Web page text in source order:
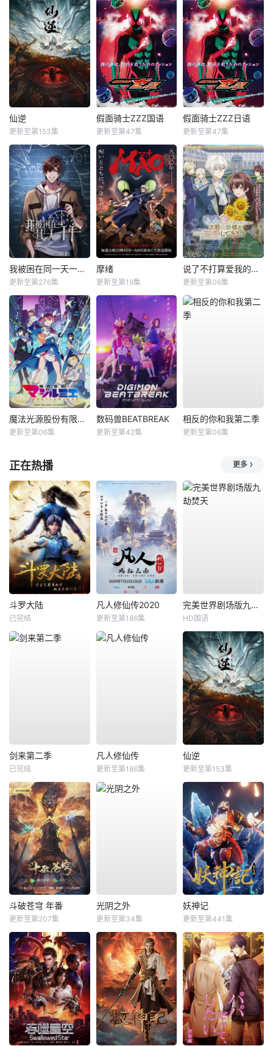
仙逆
更新至第153集
假面骑士ZZZ国语
更新至第47集
假面骑士ZZZ日语
更新至第47集
我被困在同一天一千年动态漫
更新至第276集
摩绪
更新至第19集
说了不打算爱我的公爵继承人，不知为何对我宠爱有加
更新至第06集
魔法光源股份有限公司第二季
更新至第06集
数码兽BEATBREAK
更新至第42集
相反的你和我第二季
更新至第06集
正在热播 更多
斗罗大陆
已完结
凡人修仙传2020
更新至第186集
完美世界剧场版九劫焚天
HD国语
剑来第二季
已完结
凡人修仙传
更新至第186集
仙逆
更新至第153集
斗破苍穹 年番
更新至第207集
光阴之外
更新至第34集
妖神记
更新至第441集